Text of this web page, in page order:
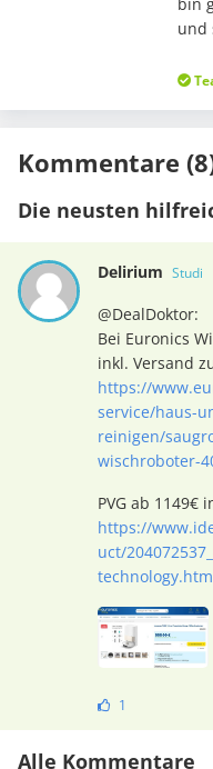
und
Kommentare
Die neusten
Delirium Studi
@DealDoktor:
Bei Euronics
inkl. Versand
https://
service/haus-
reinigen/
wischroboter-
PVG ab 1149€
https://
uct/
1
Alle Kommentare